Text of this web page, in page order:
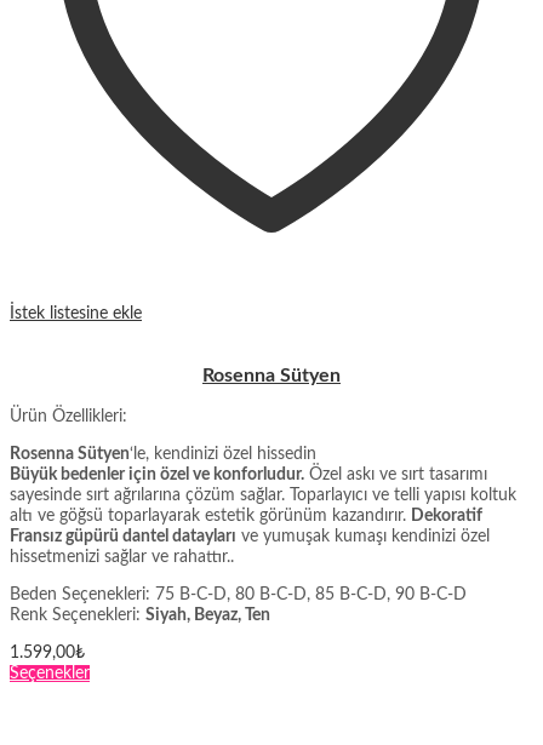
İstek listesine ekle
Rosenna Sütyen
Ürün Özellikleri:
Rosenna Sütyen‘le, kendinizi özel hissedin
Büyük bedenler için özel ve konforludur. Özel askı ve sırt tasarımı
sayesinde sırt ağrılarına çözüm sağlar. Toparlayıcı ve telli yapısı koltuk
altı ve göğsü toparlayarak estetik görünüm kazandırır. Dekoratif
Fransız güpürü dantel datayları ve yumuşak kumaşı kendinizi özel
hissetmenizi sağlar ve rahattır..
Beden Seçenekleri: 75 B-C-D, 80 B-C-D, 85 B-C-D, 90 B-C-D
Renk Seçenekleri: Siyah, Beyaz, Ten
1.599,00₺
SeçeneklerBu